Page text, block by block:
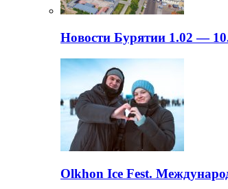
Новости Бурятии 1.02 —
Olkhon Ice Fest.